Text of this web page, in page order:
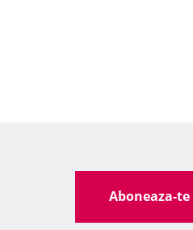
Aboneaza-